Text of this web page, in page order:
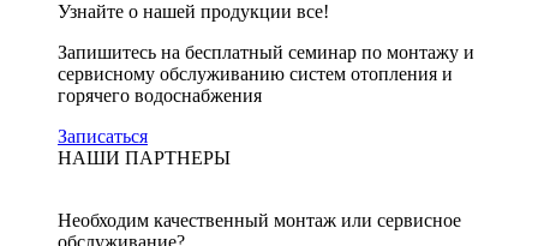
Узнайте о нашей продукции все!
Запишитесь на бесплатный семинар по монтажу и
сервисному обслуживанию систем отопления и
горячего водоснабжения
Записаться
НАШИ ПАРТНЕРЫ
Необходим качественный монтаж или сервисное
обслуживание?